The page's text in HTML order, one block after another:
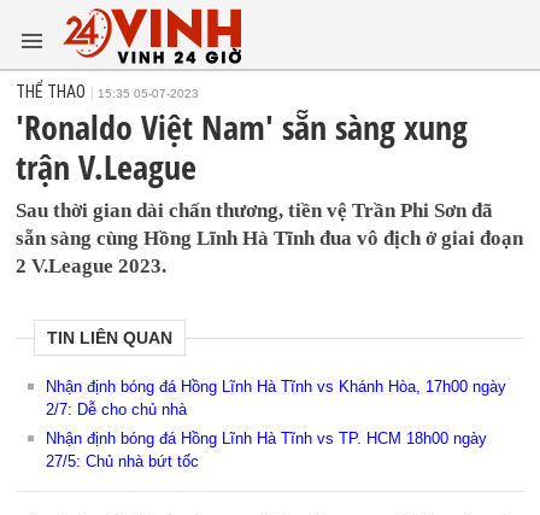
THỂ THAO 15:35 05-07-2023
'Ronaldo Việt Nam' sẵn sàng xung
trận V.League
Sau thời gian dài chấn thương, tiền vệ Trần Phi Sơn đã
sẵn sàng cùng Hồng Lĩnh Hà Tĩnh đua vô địch ở giai đoạn
2 V.League 2023.
TIN LIÊN QUAN
Nhận định bóng đá Hồng Lĩnh Hà Tĩnh vs Khánh Hòa, 17h00 ngày
2/7: Dễ cho chủ nhà
Nhận định bóng đá Hồng Lĩnh Hà Tĩnh vs TP. HCM 18h00 ngày
27/5: Chủ nhà bứt tốc